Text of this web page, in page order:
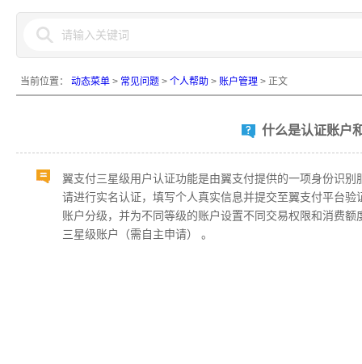
当前位置： 动态菜单 > 常见问题 > 个人帮助 > 账户管理 > 正文
什么是认证账户
翼支付三星级用户认证功能是由翼支付提供的一项身份识
请进行实名认证，填写个人真实信息并提交至翼支付平台
账户分级，并为不同等级的账户设置不同交易权限和消费
三星级账户（需自主申请） 。